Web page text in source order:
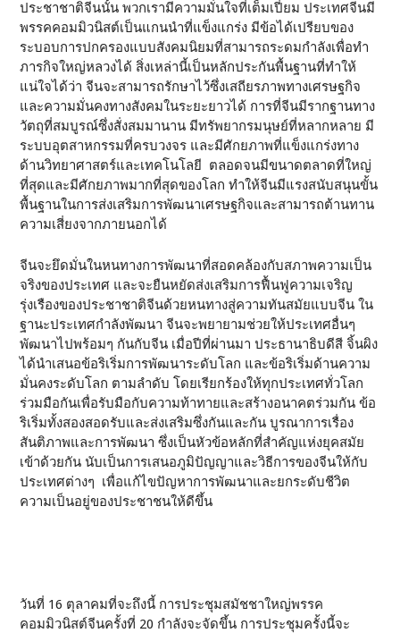
ประชาชาติจีนนั้น พวกเรามีความมั่นใจที่เต็มเปี่ยม ประเทศจีนมี
พรรคคอมมิวนิสต์เป็นแกนนำที่แข็งแกร่ง มีข้อได้เปรียบของ
ระบอบการปกครองแบบสังคมนิยมที่สามารถระดมกำลังเพื่อทำ
ภารกิจใหญ่หลวงได้ สิ่งเหล่านี้เป็นหลักประกันพื้นฐานที่ทำให้
แน่ใจได้ว่า จีนจะสามารถรักษาไว้ซึ่งเสถียรภาพทางเศรษฐกิจ
และความมั่นคงทางสังคมในระยะยาวได้ การที่จีนมีรากฐานทาง
วัตถุที่สมบูรณ์ซึ่งสั่งสมมานาน มีทรัพยากรมนุษย์ที่หลากหลาย มี
ระบบอุตสาหกรรมที่ครบวงจร และมีศักยภาพที่แข็งแกร่งทาง
ด้านวิทยาศาสตร์และเทคโนโลยี ตลอดจนมีขนาดตลาดที่ใหญ่
ที่สุดและมีศักยภาพมากที่สุดของโลก ทำให้จีนมีแรงสนับสนุนขั้น
พื้นฐานในการส่งเสริมการพัฒนาเศรษฐกิจและสามารถต้านทาน
ความเสี่ยงจากภายนอกได้
จีนจะยึดมั่นในหนทางการพัฒนาที่สอดคล้องกับสภาพความเป็น
จริงของประเทศ และจะยืนหยัดส่งเสริมการฟื้นฟูความเจริญ
รุ่งเรืองของประชาชาติจีนด้วยหนทางสู่ความทันสมัยแบบจีน ใน
ฐานะประเทศกำลังพัฒนา จีนจะพยายามช่วยให้ประเทศอื่นๆ
พัฒนาไปพร้อมๆ กันกับจีน เมื่อปีที่ผ่านมา ประธานาธิบดีสี จิ้นผิง
ได้นำเสนอข้อริเริ่มการพัฒนาระดับโลก และข้อริเริ่มด้านความ
มั่นคงระดับโลก ตามลำดับ โดยเรียกร้องให้ทุกประเทศทั่วโลก
ร่วมมือกันเพื่อรับมือกับความท้าทายและสร้างอนาคตร่วมกัน ข้อ
ริเริ่มทั้งสองสอดรับและส่งเสริมซึ่งกันและกัน บูรณาการเรื่อง
สันติภาพและการพัฒนา ซึ่งเป็นหัวข้อหลักที่สำคัญแห่งยุคสมัย
เข้าด้วยกัน นับเป็นการเสนอภูมิปัญญาและวิธีการของจีนให้กับ
ประเทศต่างๆ เพื่อแก้ไขปัญหาการพัฒนาและยกระดับชีวิต
ความเป็นอยู่ของประชาชนให้ดีขึ้น
วันที่ 16 ตุลาคมที่จะถึงนี้ การประชุมสมัชชาใหญ่พรรค
คอมมิวนิสต์จีนครั้งที่ 20 กำลังจะจัดขึ้น การประชุมครั้งนี้จะ